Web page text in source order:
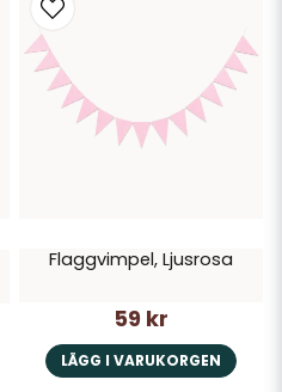
Flaggvimpel, Ljusrosa
59 kr
LÄGG I VARUKORGEN